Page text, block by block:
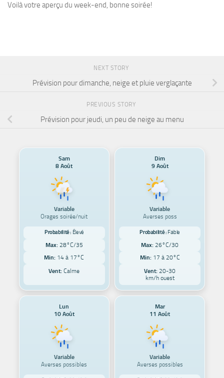
Voilà votre aperçu du week-end, bonne soirée!
NEXT STORY
Prévision pour dimanche, neige et pluie verglaçante
PREVIOUS STORY
Prévision pour jeudi, un peu de neige au menu
Sam
8 Août
Variable
Orages soirée/nuit
Probabilité : Élevé
Max: 28°C/35
Min: 14 à 17°C
Vent: Calme
Dim
9 Août
Variable
Averses poss
Probabilité : Faible
Max: 26°C/30
Min: 17 à 20°C
Vent: 20-30
km/h ouest
Lun
10 Août
Variable
Averses possibles
Mar
11 Août
Variable
Averses possibles